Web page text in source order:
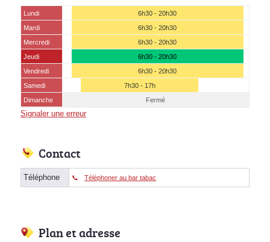
Lundi
6h30 - 20h30
Mardi
6h30 - 20h30
Mercredi
6h30 - 20h30
Jeudi
6h30 - 20h30
Vendredi
6h30 - 20h30
Samedi
7h30 - 17h
Dimanche
Fermé
Signaler une erreur
Contact
Téléphone Téléphoner au bar tabac
Plan et adresse